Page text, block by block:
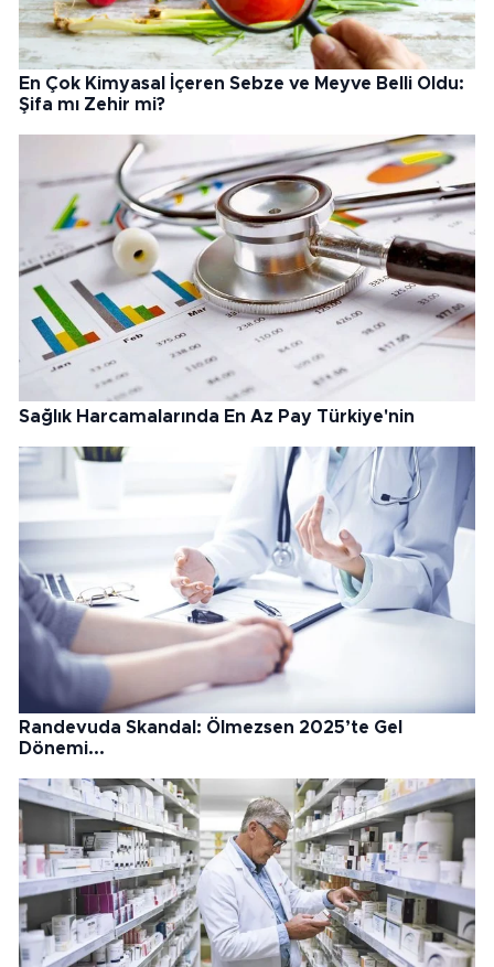
En Çok Kimyasal İçeren Sebze ve Meyve Belli Oldu:
Şifa mı Zehir mi?
Sağlık Harcamalarında En Az Pay Türkiye'nin
Randevuda Skandal: Ölmezsen 2025’te Gel
Dönemi...